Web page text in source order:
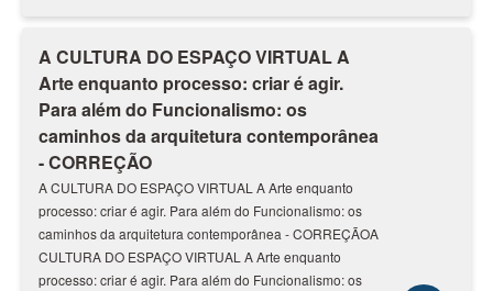
A CULTURA DO ESPAÇO VIRTUAL A
Arte enquanto processo: criar é agir.
Para além do Funcionalismo: os
caminhos da arquitetura contemporânea
- CORREÇÃO
A CULTURA DO ESPAÇO VIRTUAL A Arte enquanto
processo: criar é agir. Para além do Funcionalismo: os
caminhos da arquitetura contemporânea - CORREÇÃOA
CULTURA DO ESPAÇO VIRTUAL A Arte enquanto
processo: criar é agir. Para além do Funcionalismo: os